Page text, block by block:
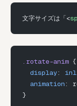
文字サイズは「<
.rotate-anim {
  display
:
  animation
:
}